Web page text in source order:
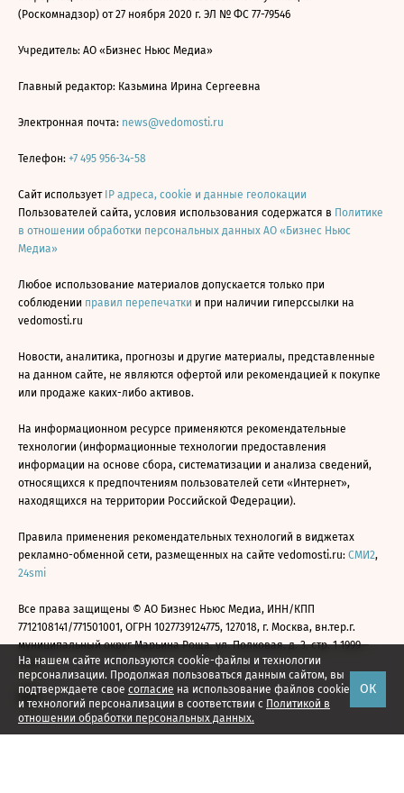
На нашем сайте используются cookie-файлы и технологии
персонализации. Продолжая пользоваться данным сайтом, вы
подтверждаете свое согласие на использование файлов cookie
и технологий персонализации в соответствии с Политикой в
отношении обработки персональных данных.
ОК
(Роскомнадзор) от 27 ноября 2020 г. ЭЛ № ФС 77-79546
Учредитель: АО «Бизнес Ньюс Медиа»
Главный редактор: Казьмина Ирина Сергеевна
Электронная почта: news@vedomosti.ru
Телефон: +7 495 956-34-58
Сайт использует IP адреса, cookie и данные геолокации
Пользователей сайта, условия использования содержатся в Политике
в отношении обработки персональных данных АО «Бизнес Ньюс
Медиа»
Любое использование материалов допускается только при
соблюдении правил перепечатки и при наличии гиперссылки на
vedomosti.ru
Новости, аналитика, прогнозы и другие материалы, представленные
на данном сайте, не являются офертой или рекомендацией к покупке
или продаже каких-либо активов.
На информационном ресурсе применяются рекомендательные
технологии (информационные технологии предоставления
информации на основе сбора, систематизации и анализа сведений,
относящихся к предпочтениям пользователей сети «Интернет»,
находящихся на территории Российской Федерации).
Правила применения рекомендательных технологий в виджетах
рекламно-обменной сети, размещенных на сайте vedomosti.ru: СМИ2,
24smi
Все права защищены © АО Бизнес Ньюс Медиа, ИНН/КПП
7712108141/771501001, ОГРН 1027739124775, 127018, г. Москва, вн.тер.г.
муниципальный округ Марьина Роща, ул. Полковая, д. 3, стр. 1 1999—
2026